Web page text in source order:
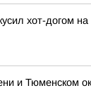
хот-догом
и Тюменском